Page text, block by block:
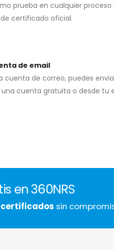
prueba en cualquier proceso
certificado oficial.
de email
cuenta de correo, puedes
cuenta gratuita o desde tu
en 360NRS
sin